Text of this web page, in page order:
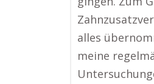
alles
meine